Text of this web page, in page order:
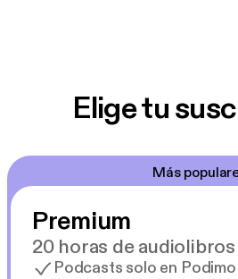
Elige tu
Más
Premium
20 horas de audiolibros
Podcasts solo en Podimo